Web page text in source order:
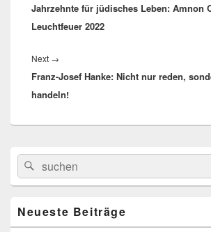
t
r
z
e
l
e
n
(
r
n
e
u
e
e
n
s
o
k
z
l
e
n
(
r
n
e
u
e
e
n
s
post:
Jahrzehnte für jüdisches Leben: Amnon
Leuchtfeuer 2022
Next →
post:
Franz-Josef Hanke: Nicht nur reden,
handeln!
Primärer
Seitenleisten
Widget-
Bereich
Search
for:
Suche
Neueste Beiträge